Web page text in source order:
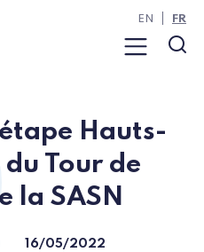
Menu
EN FR
Hauts-
Tour de
la SASN
16/05/2022